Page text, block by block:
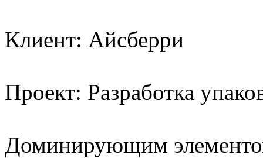
Клиент: Айсберри
Проект: Разработка
Доминирующим